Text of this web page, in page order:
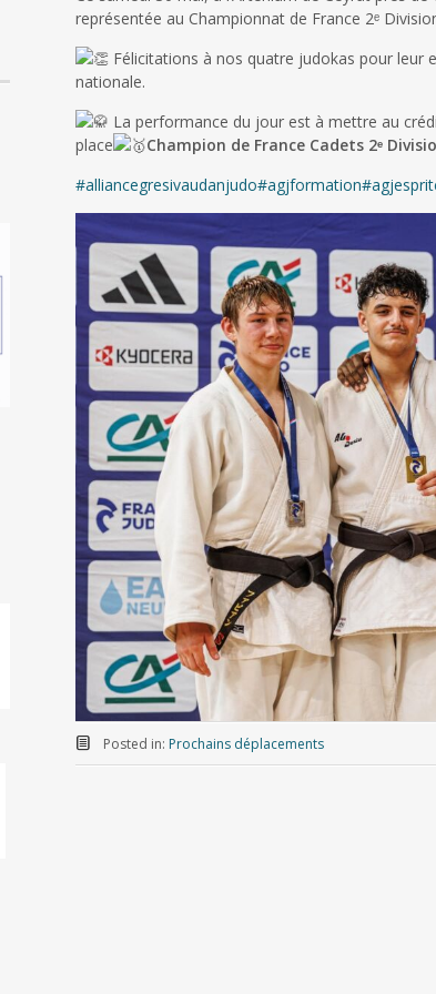
représentée au Championnat de France 2ᵉ
Félicitations à nos quatre judokas pour
nationale.
La performance du jour est à mettre au
place
Champion de France Cadets 2ᵉ
#alliancegresivaudanjudo#agjformation
Posted in: Prochains déplacements